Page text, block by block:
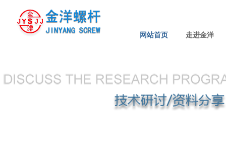
网站首页 走进金洋